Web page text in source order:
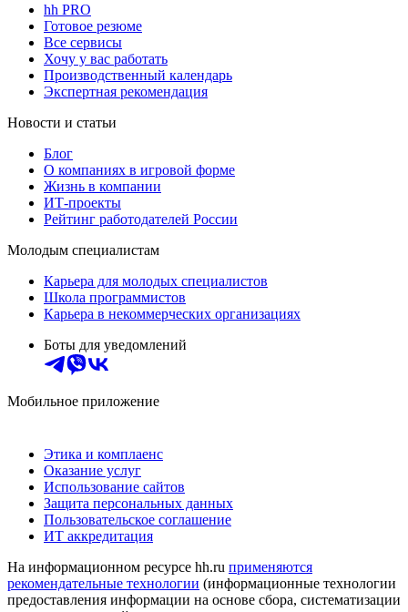
hh PRO
Готовое резюме
Все сервисы
Хочу у вас работать
Производственный календарь
Экспертная рекомендация
Новости и статьи
Блог
О компаниях в игровой форме
Жизнь в компании
ИТ-проекты
Рейтинг работодателей России
Молодым специалистам
Карьера для молодых специалистов
Школа программистов
Карьера в некоммерческих организациях
Боты для уведомлений
Мобильное приложение
Этика и комплаенс
Оказание услуг
Использование сайтов
Защита персональных данных
Пользовательское соглашение
ИТ аккредитация
На информационном ресурсе hh.ru применяются
рекомендательные технологии (информационные технологии
предоставления информации на основе сбора, систематизации